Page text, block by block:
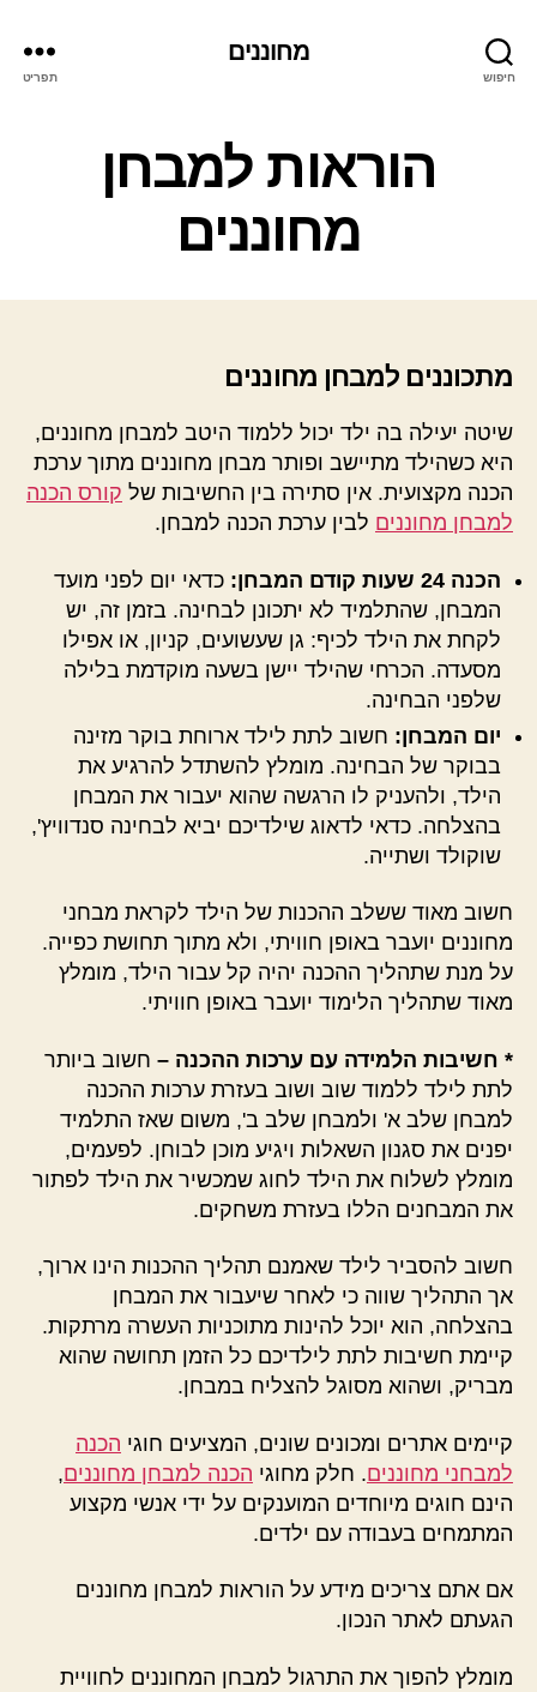
חיפוש
מחוננים
תפריט
קטגוריות
הוראות למבחן
מחוננים
מתכוננים למבחן מחוננים
שיטה יעילה בה ילד יכול ללמוד היטב למבחן מחוננים,
היא כשהילד מתיישב ופותר מבחן מחוננים מתוך ערכת
הכנה מקצועית. אין סתירה בין החשיבות של קורס הכנה
למבחן מחוננים לבין ערכת הכנה למבחן.
הכנה 24 שעות קודם המבחן:
כדאי יום לפני מועד
המבחן, שהתלמיד לא יתכונן לבחינה. בזמן זה, יש
לקחת את הילד לכיף: גן שעשועים, קניון, או אפילו
מסעדה. הכרחי שהילד יישן בשעה מוקדמת בלילה
שלפני הבחינה.
יום המבחן: חשוב לתת לילד ארוחת בוקר מזינה
בבוקר של הבחינה. מומלץ להשתדל להרגיע את
הילד, ולהעניק לו הרגשה שהוא יעבור את המבחן
בהצלחה. כדאי לדאוג שילדיכם יביא לבחינה סנדוויץ',
שוקולד ושתייה.
חשוב מאוד ששלב ההכנות של הילד לקראת מבחני
מחוננים יועבר באופן חוויתי, ולא מתוך תחושת כפייה.
על מנת שתהליך ההכנה יהיה קל עבור הילד, מומלץ
מאוד שתהליך הלימוד יועבר באופן חוויתי.
* חשיבות הלמידה עם ערכות ההכנה – חשוב ביותר
לתת לילד ללמוד שוב ושוב בעזרת ערכות ההכנה
למבחן שלב א' ולמבחן שלב ב', משום שאז התלמיד
יפנים את סגנון השאלות ויגיע מוכן לבוחן. לפעמים,
מומלץ לשלוח את הילד לחוג שמכשיר את הילד לפתור
את המבחנים הללו בעזרת משחקים.
חשוב להסביר לילד שאמנם תהליך ההכנות הינו ארוך,
אך התהליך שווה כי לאחר שיעבור את המבחן
בהצלחה, הוא יוכל להינות מתוכניות העשרה מרתקות.
קיימת חשיבות לתת לילדיכם כל הזמן תחושה שהוא
מבריק, ושהוא מסוגל להצליח במבחן.
קיימים אתרים ומכונים שונים, המציעים חוגי הכנה
למבחני מחוננים. חלק מחוגי הכנה למבחן מחוננים,
הינם חוגים מיוחדים המוענקים על ידי אנשי מקצוע
המתמחים בעבודה עם ילדים.
אם אתם צריכים מידע על הוראות למבחן מחוננים
הגעתם לאתר הנכון.
מומלץ להפוך את התרגול למבחן המחוננים לחוויית